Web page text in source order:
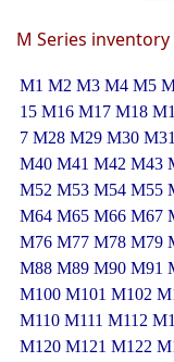
M Series
M1 M2 M3 M4 M5
15 M16 M17 M18
7 M28 M29 M30 M31
M40 M41 M42 M43
M52 M53 M54 M55
M64 M65 M66 M67
M76 M77 M78 M79
M88 M89 M90 M91
M100 M101 M102
M110 M111 M112
M120 M121 M122